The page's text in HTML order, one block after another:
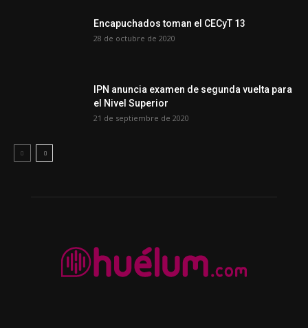
Encapuchados toman el CECyT 13
28 de octubre de 2020
IPN anuncia examen de segunda vuelta para
el Nivel Superior
21 de septiembre de 2020